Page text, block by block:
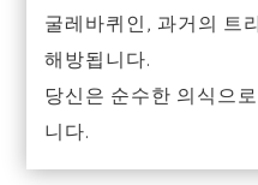
굴레바퀴인, 과거의 트
해방됩니다.
당신은 순수한 의식으
니다.